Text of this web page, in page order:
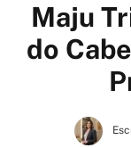
Maju
do